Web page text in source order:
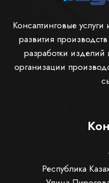
Консалтинговые
развития
разработки
организации
Республика